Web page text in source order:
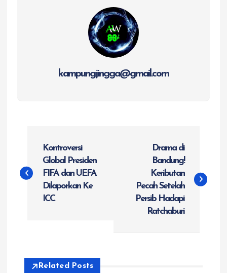
kampungjingga@gmail.com
a
a
Kontroversi
Global Presiden
FIFA dan UEFA
Dilaporkan Ke
ICC
Drama di
Bandung!
Keributan
Pecah Setelah
Persib Hadapi
Ratchaburi
Related Posts